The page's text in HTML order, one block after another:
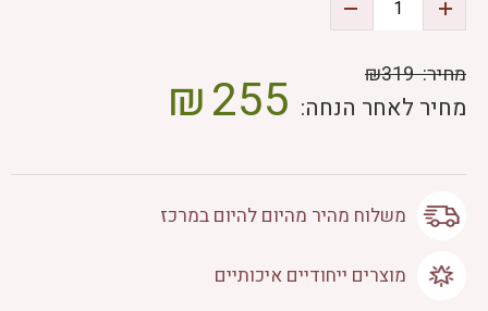
מחיר:₪319
מחיר לאחר הנחה: 255
₪
משלוח מהיר מהיום להיום במרכז
מוצרים ייחודיים איכותיים